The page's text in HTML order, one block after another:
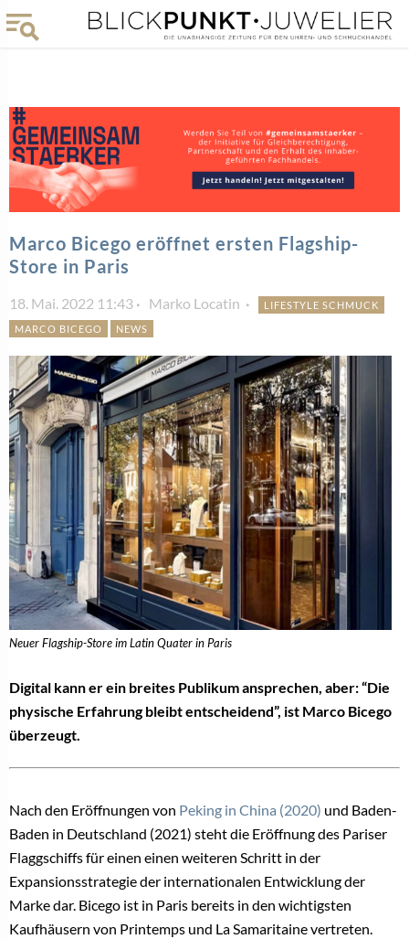
Marco Bicego eröffnet ersten Flagship-
Store in Paris
18. Mai. 2022 11:43 Marko Locatin
LIFESTYLE SCHMUCK
MARCO BICEGO
NEWS
Neuer Flagship-Store im Latin Quater in Paris
Digital kann er ein breites Publikum ansprechen, aber: “Die
physische Erfahrung bleibt entscheidend”, ist Marco Bicego
überzeugt.
Nach den Eröffnungen von Peking in China (2020) und Baden-
Baden in Deutschland (2021) steht die Eröffnung des Pariser
Flaggschiffs für einen einen weiteren Schritt in der
Expansionsstrategie der internationalen Entwicklung der
Marke dar. Bicego ist in Paris bereits in den wichtigsten
Kaufhäusern von Printemps und La Samaritaine vertreten.